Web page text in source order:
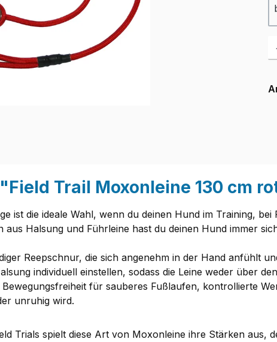
Trail Moxonleine 130 cm
ist die ideale Wahl, wenn du deinen Hund im Training,
aus Halsung und Führleine hast du deinen Hund immer
Reepschnur, die sich angenehm in der Hand anfühlt
individuell einstellen, sodass die Leine weder über
für sauberes Fußlaufen, kontrollierte
unruhig wird.
Trials spielt diese Art von Moxonleine ihre Stärken